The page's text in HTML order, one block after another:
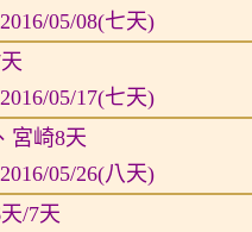
05/08(七天)
05/17(七天)
宮崎8天
05/26(八天)
/7天